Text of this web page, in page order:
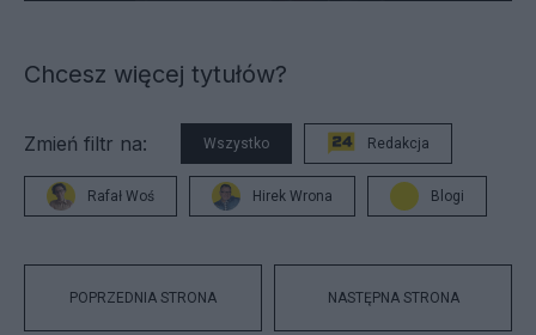
Chcesz więcej tytułów?
Zmień filtr na: Wszystko Redakcja
Rafał Woś Hirek Wrona Blogi
POPRZEDNIA STRONA NASTĘPNA STRONA